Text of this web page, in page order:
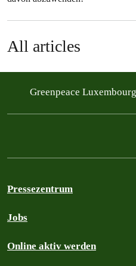
All articles
Greenpeace Luxembourg
Pressezentrum
Jobs
Online aktiv werden